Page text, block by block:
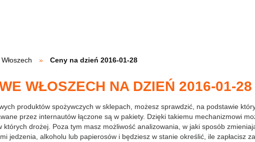
Ceny na dzień 2016-01-28
WŁOSZECH NA DZIEŃ 2016-01-28
produktów spożywczych w sklepach, możesz sprawdzić, na podstawie
przez internautów łączone są w pakiety. Dzięki takiemu mechanizmowi
których drożej. Poza tym masz możliwość analizowania, w jaki sposób
jedzenia, alkoholu lub papierosów i będziesz w stanie określić, ile zapłacisz